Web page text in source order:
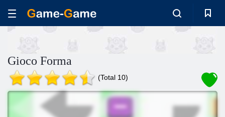
Gioco Forma
(Total 10)